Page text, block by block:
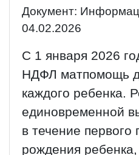
Документ:
04.02.2026
С 1 января 2026
НДФЛ матпомощь
каждого ребенка.
единовременной
в течение первого
рождения